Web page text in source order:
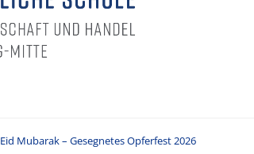
Eid Mubarak – Gesegnetes Opferfest 2026